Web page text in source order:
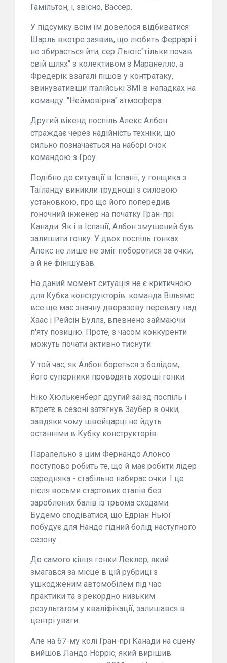
Гамільтон, і, звісно, Вассер.
У підсумку всім їм довелося відбиватися:
Шарль вкотре заявив, що любить Феррарі і
не збирається йти, сер Льюїс"тільки почав
свій шлях" з колективом з Маранелло, а
Фредерік взагалі пішов у контратаку,
звинувативши італійські ЗМІ в нападках на
команду. "Неймовірна" атмосфера...
Другий вікенд поспіль Алекс Албон
страждає через надійність техніки, що
сильно позначається на наборі очок
командою з Гроу.
Подібно до ситуації в Іспанії, у гонщика з
Таїланду виникли труднощі з силовою
установкою, про що його попередив
гоночний інженер на початку Гран-прі
Канади. Як і в Іспанії, Албон змушений був
залишити гонку. У двох поспіль гонках
Алекс не лише не зміг поборотися за очки,
а й не фінішував.
На даний момент ситуація не є критичною
для Кубка конструкторів: команда Вільямс
все ще має значну дворазову перевагу над
Хаас і Рейсін Буллз, впевнено займаючи
п'яту позицію. Проте, з часом конкуренти
можуть почати активно тиснути.
У той час, як Албон бореться з болідом,
його суперники проводять хороші гонки.
Ніко Хюлькенберг другий заїзд поспіль і
втретє в сезоні затягнув Заубер в очки,
завдяки чому швейцарці не йдуть
останніми в Кубку конструкторів.
Паралельно з цим Фернандо Алонсо
поступово робить те, що й має робити лідер
середняка - стабільно набирає очки. І це
після восьми стартових етапів без
зароблених балів із трьома сходами.
Будемо сподіватися, що Едріан Ньюї
побудує для Нандо гідний болід наступного
сезону.
До самого кінця гонки Леклер, який
змагався за місце в цій рубриці з
ушкодженим автомобілем під час
практики та з рекордно низьким
результатом у кваліфікації, залишався в
центрі уваги.
Але на 67-му колі Гран-прі Канади на сцену
вийшов Ландо Норріс, який вирішив